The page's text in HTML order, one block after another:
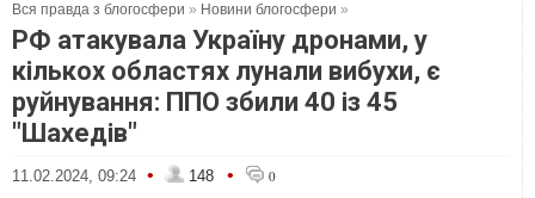
Вся правда з блогосфери » Новини блогосфери »
РФ атакувала Україну дронами, у
кількох областях лунали вибухи, є
руйнування: ППО збили 40 із 45
"Шахедів"
11.02.2024, 09:24 • 148 • 0